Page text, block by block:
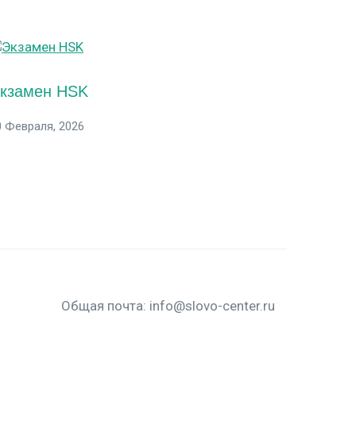
HSK
Февраля, 2026
Общая почта: info@slovo-center.ru